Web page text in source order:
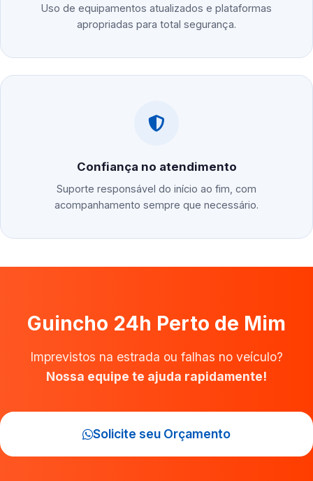
Uso de equipamentos atualizados e plataformas
apropriadas para total segurança.
Confiança no atendimento
Suporte responsável do início ao fim, com
acompanhamento sempre que necessário.
Guincho 24h Perto de Mim
Imprevistos na estrada ou falhas no veículo?
Nossa equipe te ajuda rapidamente!
Solicite seu Orçamento